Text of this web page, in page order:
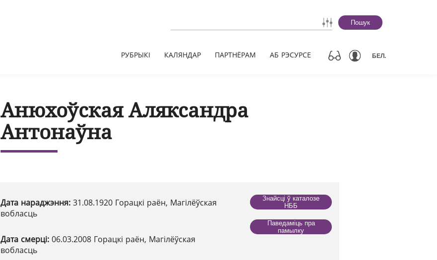
Пошук
РУБРЫКІ КАЛЯНДАР ПАРТНЁРАМ АБ РЭСУРСЕ БЕЛ.
Анюхоўская Аляксандра
Антонаўна
Дата нараджэння: 31.08.1920 Горацкі раён, Магілёўская
вобласць
Дата смерці: 06.03.2008 Горацкі раён, Магілёўская
вобласць
Знайсці ў каталозе
НББ
Паведаміць пра
памылку